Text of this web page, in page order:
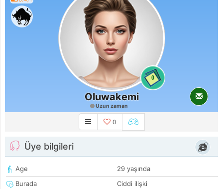
0
Oluwakemi
Uzun zaman
0
Üye bilgileri
Age
29 yaşında
Burada
Ciddi ilişki